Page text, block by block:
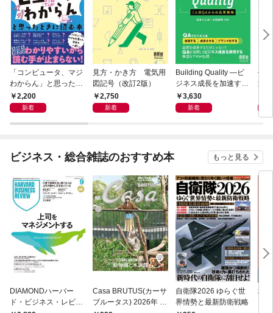
「コンピュータ、マジ
わからん」と思ったと
きに読む本
2,200
新着
見方・かき方 電気用
図記号（改訂2版）
2,750
新着
Building Quality ―ビ
ジネス成長を加速する
1人目QAからの品質戦
略―
3,630
新着
作
路
ビジネス・総合雑誌のおすすめ本 もっと見る
DIAMONDハーバー
ド・ビジネス・レビュ
Casa BRUTUS(カーサ
ブルータス) 2026年 9
自衛隊2026 ゆらぐ世
界情勢と最新防衛戦略
地